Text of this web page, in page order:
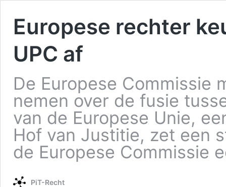
Europese rechter
UPC af
De Europese Commissie
nemen over de fusie
van de Europese Unie,
Hof van Justitie, zet een
de Europese Commissie
PiT-Recht